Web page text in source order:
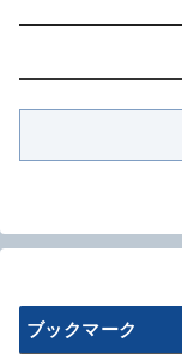
ブックマーク